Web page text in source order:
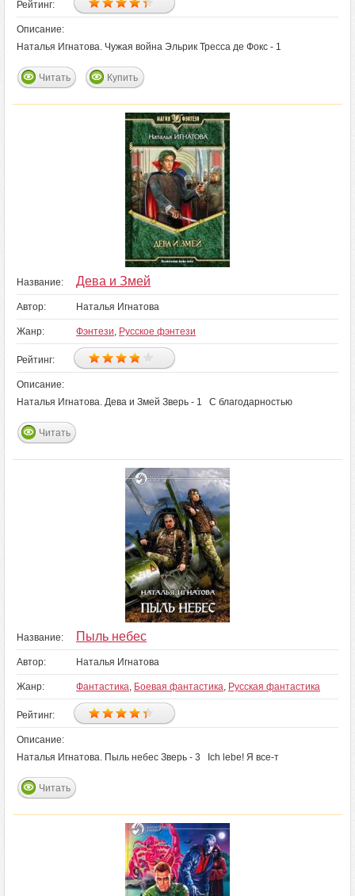
Рейтинг:
Описание:
Наталья Игнатова. Чужая война Эльрик Тресса де Фокс - 1
Читать Купить
Название: Дева и Змей
Автор: Наталья Игнатова
Жанр: Фэнтези, Русское фэнтези
Рейтинг:
Описание:
Наталья Игнатова. Дева и Змей Зверь - 1 С благодарностью
Читать
Название: Пыль небес
Автор: Наталья Игнатова
Жанр: Фантастика, Боевая фантастика, Русская фантастика
Рейтинг:
Описание:
Наталья Игнатова. Пыль небес Зверь - 3 Ich lebe! Я все‑т
Читать